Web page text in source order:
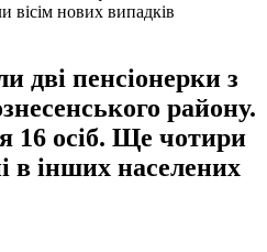
вісім нових випадків
дві пенсіонерки з
району.
16 осіб. Ще чотири
в інших населених